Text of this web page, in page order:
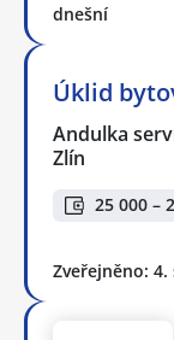
dnešní
Úklid
Andulka
Zlín
25 000 –
Zveřejněno: 4.